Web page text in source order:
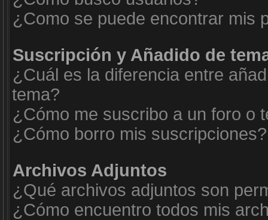
¿Como se puede encontrar mis
Suscripción y Añadido de
¿Cuál es la diferencia entre
tema?
¿Cómo me suscribo a un foro o
¿Cómo borro mis suscripciones?
Archivos Adjuntos
¿Qué archivos adjuntos son
¿Cómo encuentro todos mis